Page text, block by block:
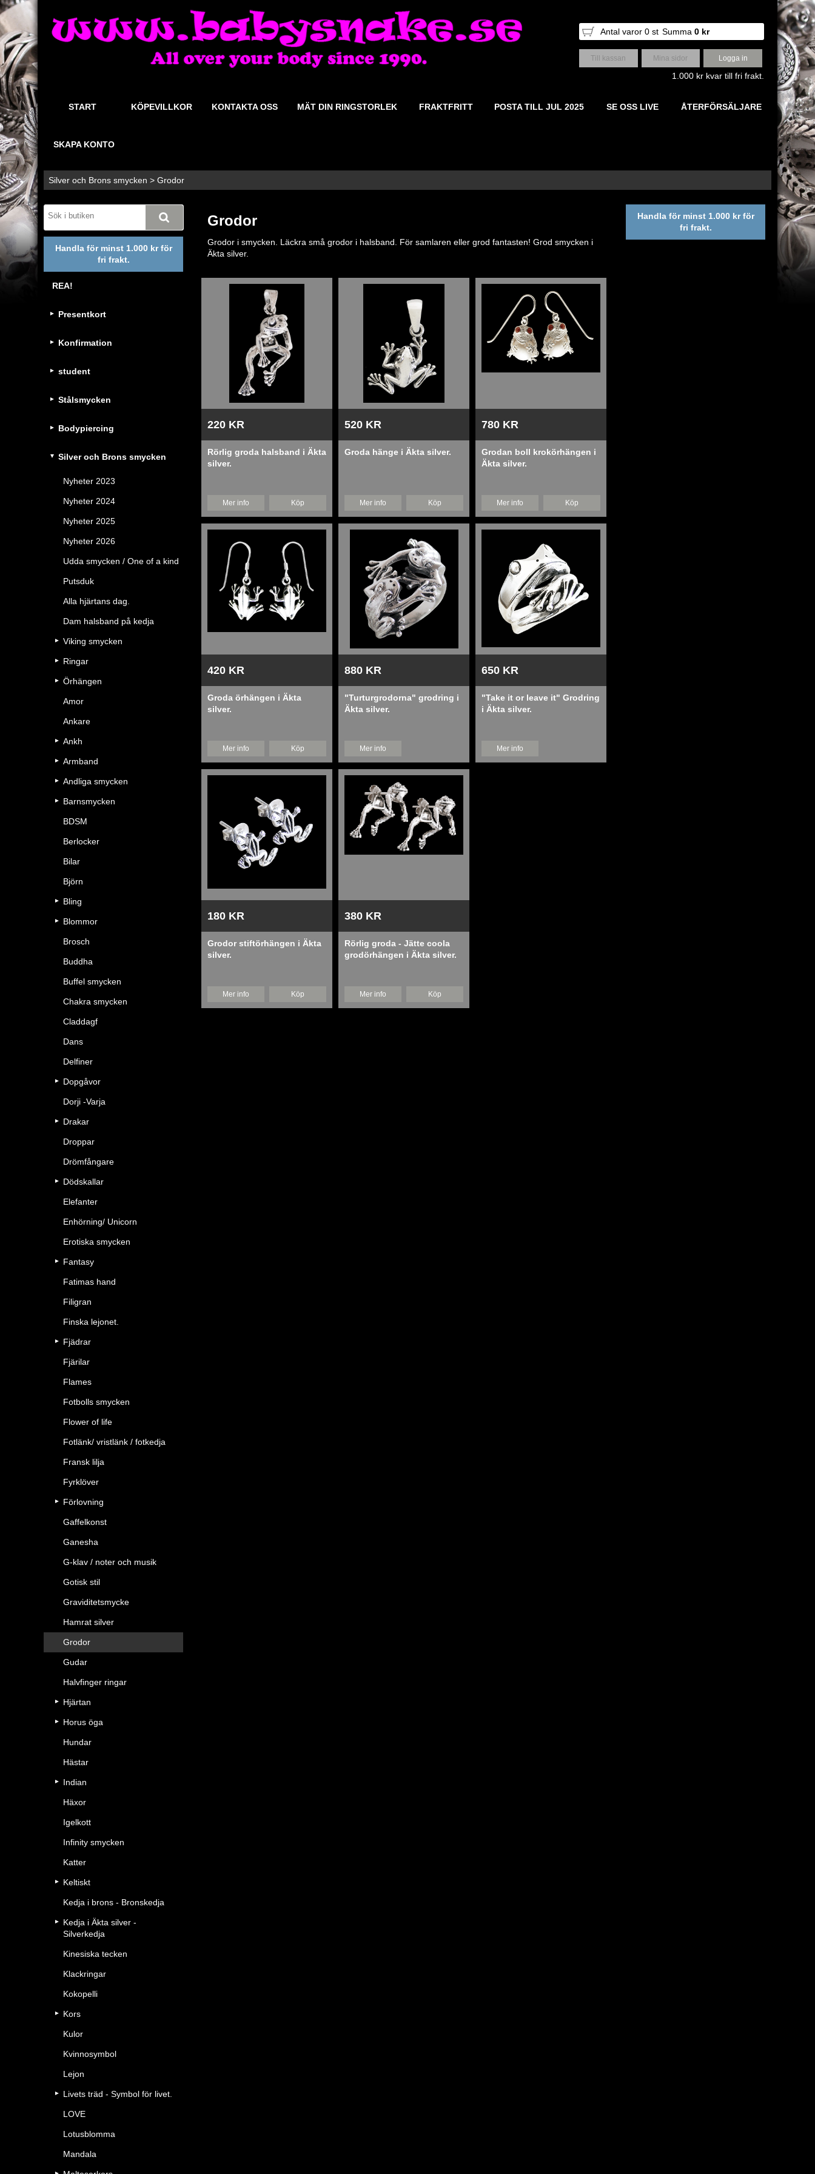
Antal varor 0 st Summa 0 kr
Till kassan Mina sidor Logga in
1.000 kr kvar till fri frakt.
START KÖPEVILLKOR KONTAKTA OSS MÄT DIN RINGSTORLEK FRAKTFRITT POSTA TILL JUL 2025 SE OSS LIVE ÅTERFÖRSÄLJARE
SKAPA KONTO
Silver och Brons smycken > Grodor
Handla för minst 1.000 kr för
fri frakt.
REA!
Presentkort
Konfirmation
student
Stålsmycken
Bodypiercing
Silver och Brons smycken
Nyheter 2023
Nyheter 2024
Nyheter 2025
Nyheter 2026
Udda smycken / One of a kind
Putsduk
Alla hjärtans dag.
Dam halsband på kedja
Viking smycken
Ringar
Örhängen
Amor
Ankare
Ankh
Armband
Andliga smycken
Barnsmycken
BDSM
Berlocker
Bilar
Björn
Bling
Blommor
Brosch
Buddha
Buffel smycken
Chakra smycken
Claddagf
Dans
Delfiner
Dopgåvor
Dorji -Varja
Drakar
Droppar
Drömfångare
Dödskallar
Elefanter
Enhörning/ Unicorn
Erotiska smycken
Fantasy
Fatimas hand
Filigran
Finska lejonet.
Fjädrar
Fjärilar
Flames
Fotbolls smycken
Flower of life
Fotlänk/ vristlänk / fotkedja
Fransk lilja
Fyrklöver
Förlovning
Gaffelkonst
Ganesha
G-klav / noter och musik
Gotisk stil
Graviditetsmycke
Hamrat silver
Grodor
Gudar
Halvfinger ringar
Hjärtan
Horus öga
Hundar
Hästar
Indian
Häxor
Igelkott
Infinity smycken
Katter
Keltiskt
Kedja i brons - Bronskedja
Kedja i Äkta silver -
Silverkedja
Kinesiska tecken
Klackringar
Kokopelli
Kors
Kulor
Kvinnosymbol
Lejon
Livets träd - Symbol för livet.
LOVE
Lotusblomma
Mandala
Grodor
Grodor i smycken. Läckra små grodor i halsband. För samlaren eller grod fantasten! Grod smycken i
Äkta silver.
220 KR
Rörlig groda halsband i Äkta
silver.
Mer info Köp
520 KR
Groda hänge i Äkta silver.
Mer info Köp
780 KR
Grodan boll krokörhängen i
Äkta silver.
Mer info Köp
420 KR
Groda örhängen i Äkta
silver.
Mer info Köp
880 KR
"Turturgrodorna" grodring i
Äkta silver.
Mer info
650 KR
"Take it or leave it" Grodring
i Äkta silver.
Mer info
180 KR
Grodor stiftörhängen i Äkta
silver.
Mer info Köp
380 KR
Rörlig groda - Jätte coola
grodörhängen i Äkta silver.
Mer info Köp
Handla för minst 1.000 kr för
fri frakt.